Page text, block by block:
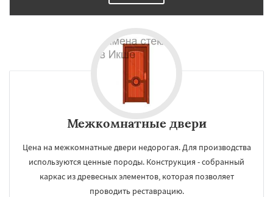
Межкомнатные двери
Цена на межкомнатные двери недорогая. Для производства
используются ценные породы. Конструкция - собранный
каркас из древесных элементов, которая позволяет
проводить реставрацию.